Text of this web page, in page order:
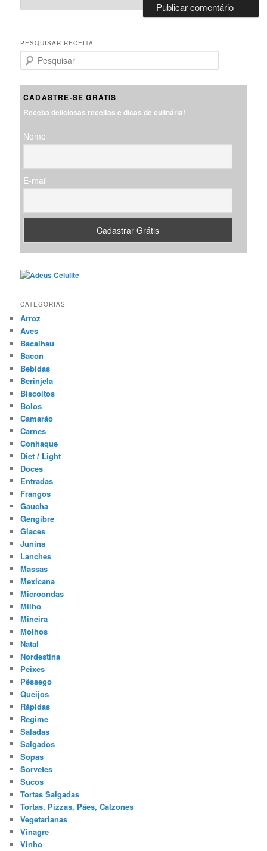
PESQUISAR RECEITA
e
u
a
CADASTRE-SE GRÁTIS
Receba deliciosas receitas e dicas de culinária!
Nome
E-mail
CATEGORIAS
Arroz
Aves
Bacalhau
Bacon
Bebidas
Berinjela
Biscoitos
Bolos
Camarão
Carnes
Conhaque
Diet / Light
Doces
Entradas
Frangos
Gaucha
Gengibre
Glaces
Junina
Lanches
Massas
Mexicana
Microondas
Milho
Mineira
Molhos
Natal
Nordestina
Peixes
Pêssego
Queijos
Rápidas
Regime
Saladas
Salgados
Sopas
Sorvetes
Sucos
Tortas Salgadas
Tortas, Pizzas, Pães, Calzones
Vegetarianas
Vinagre
Vinho